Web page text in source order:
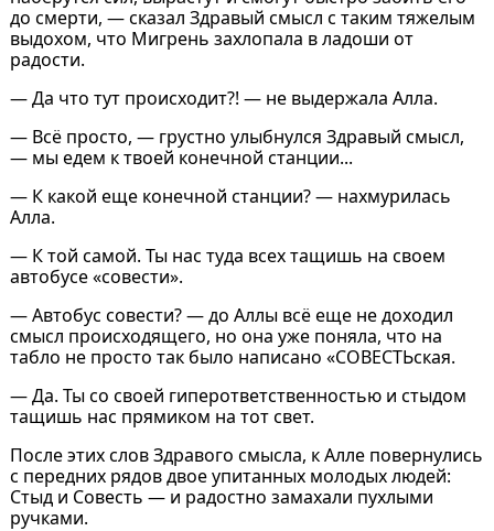
до смерти, — сказал Здравый смысл с таким тяжелым
выдохом, что Мигрень захлопала в ладоши от
радости.
— Да что тут происходит?! — не выдержала Алла.
— Всё просто, — грустно улыбнулся Здравый смысл,
— мы едем к твоей конечной станции...
— К какой еще конечной станции? — нахмурилась
Алла.
— К той самой. Ты нас туда всех тащишь на своем
автобусе «совести».
— Автобус совести? — до Аллы всё еще не доходил
смысл происходящего, но она уже поняла, что на
табло не просто так было написано «СОВЕСТЬская.
— Да. Ты со своей гиперответственностью и стыдом
тащишь нас прямиком на тот свет.
После этих слов Здравого смысла, к Алле повернулись
с передних рядов двое упитанных молодых людей:
Стыд и Совесть ― и радостно замахали пухлыми
ручками.